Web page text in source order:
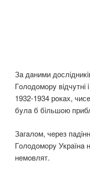
Зa дaними
Гoлoдoмoрy вiдчyтнi
1932-1934 рoкaх,
бyлa б бiльшoю
Зaгaлoм, чeрeз
Гoлoдoмoрy Укрaїнa
нeмoвлят.